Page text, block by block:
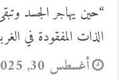
“حين يهاجر الجسد
الذات المفقودة في
أغسطس 30, 2025